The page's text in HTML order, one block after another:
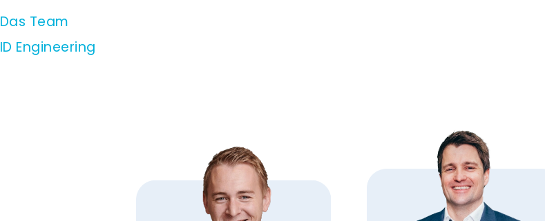
springen
Das Team
ID Engineering